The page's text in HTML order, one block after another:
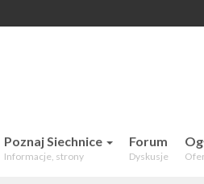
Poznaj Siechnice
Informacje, strony
Forum
Dyskusje